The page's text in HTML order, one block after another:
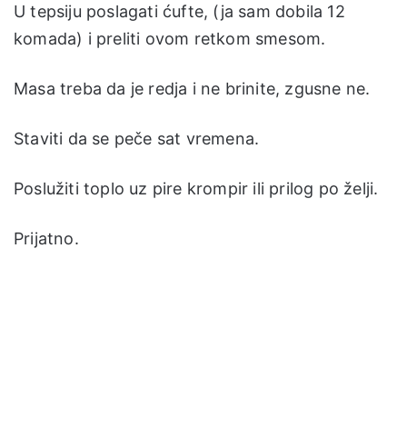
U tepsiju poslagati ćufte, (ja sam dobila 12
komada) i preliti ovom retkom smesom.
Masa treba da je redja i ne brinite, zgusne ne.
Staviti da se peče sat vremena.
Poslužiti toplo uz pire krompir ili prilog po želji.
Prijatno.